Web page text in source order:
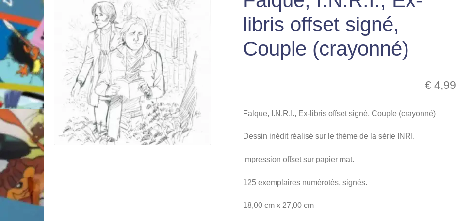
libris offset signé,
Couple (crayonné)
€ 4,99
Falque, I.N.R.I., Ex-libris offset signé, Couple (crayonné)
Dessin inédit réalisé sur le thème de la série INRI.
Impression offset sur papier mat.
125 exemplaires numérotés, signés.
18,00 cm x 27,00 cm